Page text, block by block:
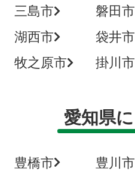
三島市
磐田市
湖西市
袋井市
牧之原市
掛川市
愛知県に
豊橋市 豊川市